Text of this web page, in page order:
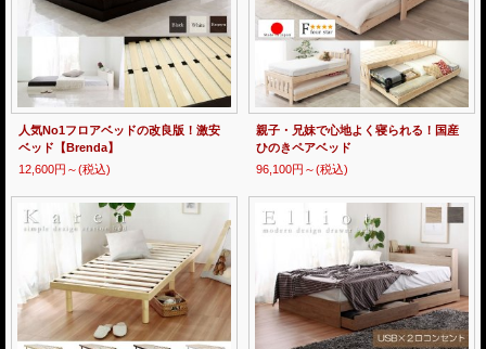
人気No1フロアベッドの改良版！激安
ベッド【Brenda】
12,600円～(税込)
親子・兄妹で心地よく寝られる！国産
ひのきペアベッド
96,100円～(税込)